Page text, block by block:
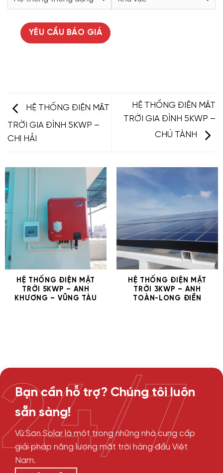
HỆ THỐNG ĐIỆN MẶT
TRỜI GIA ĐÌNH 5KWP –
CHỊ HẢI
HỆ THỐNG ĐIỆN MẶT
TRỜI GIA ĐÌNH 5KWP –
CHÚ TÀNH
HỆ THỐNG ĐIỆN MẶT
TRỜI 5KWP – ANH
KHƯƠNG – VŨNG TÀU
HỆ THỐNG ĐIỆN MẶT
TRỜI 3KWP – ANH
TOÀN-LONG ĐIỀN
Bạn cần hỗ trợ? Chúng tôi luôn
sẵn sàng!
Vũ Sơn Solar là một trong những nhà cung cấp
giải pháp năng lượng mặt trời hàng đầu Việt
Nam.
24/7